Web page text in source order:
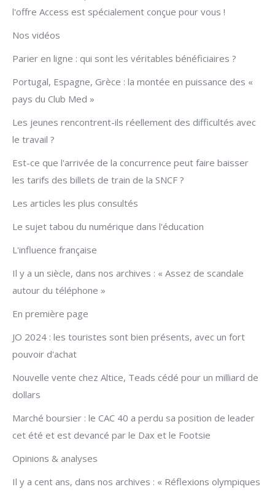
l'offre Access est spécialement conçue pour vous !
Nos vidéos
Parier en ligne : qui sont les véritables bénéficiaires ?
Portugal, Espagne, Grèce : la montée en puissance des «
pays du Club Med »
Les jeunes rencontrent-ils réellement des difficultés avec
le travail ?
Est-ce que l'arrivée de la concurrence peut faire baisser
les tarifs des billets de train de la SNCF ?
Les articles les plus consultés
Le sujet tabou du numérique dans l'éducation
L'influence française
Il y a un siècle, dans nos archives : « Assez de scandale
autour du téléphone »
En première page
JO 2024 : les touristes sont bien présents, avec un fort
pouvoir d'achat
Nouvelle vente chez Altice, Teads cédé pour un milliard de
dollars
Marché boursier : le CAC 40 a perdu sa position de leader
cet été et est devancé par le Dax et le Footsie
Opinions & analyses
Il y a cent ans, dans nos archives : « Réflexions olympiques